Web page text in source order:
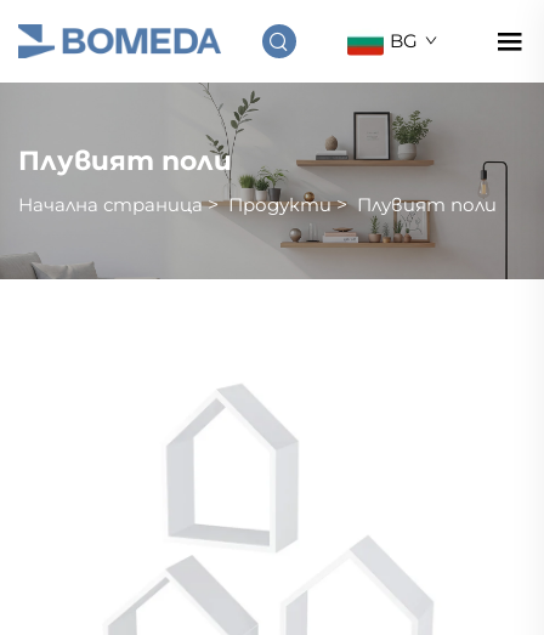
BG
Плувият поли
Начална страница>Продукти>Плувият поли